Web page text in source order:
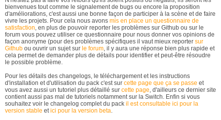
bienvenues tout comme le signalement de bugs ou encore la proposition
d'améliorations, c'est aussi une bonne façon de participer à la scène et de faire
vivre les projets. Pour cela nous avons mis en place un questionnaire de
satisfaction , en plus de pouvoir reporter les problèmes sur Github ou sur le
forum vous pouvez utiliser ce questionnaire pour nous donner vos opinions de
façon anonyme (pour des problèmes spécifiques il vaut mieux reporter sur
Github ou ouvrir un sujet sur le forum , il y aura une réponse bien plus rapide et
cela permet de demander plus de détails pour identifier et peut-être résoudre
le possible problème.
Pour les détails des changelogs, le téléchargement et les instructions
d'installation et d'utilisation du pack c'est sur cette page que ça se passe et
vous avez aussi un tutoriel plus détaillé sur cette page , d'ailleurs ce dernier site
contient aussi pas mal de tutoriels notamment sur la Switch. Enfin si vous
souhaitez voir le changelog complet du pack il est consultable ici pour la
version stable et ici pour la version beta